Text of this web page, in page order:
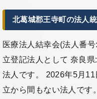
北葛城郡王寺町の法人
医療法人結幸会(法人番
立登記法人として 奈良
法人です。 2026年5月
立から間もない法人です。